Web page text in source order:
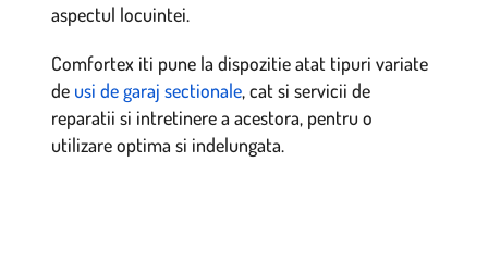
aspectul locuintei.
Comfortex iti pune la dispozitie atat tipuri variate
de usi de garaj sectionale, cat si servicii de
reparatii si intretinere a acestora, pentru o
utilizare optima si indelungata.